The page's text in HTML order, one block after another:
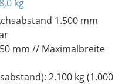
kg
1.500 mm
mm // Maximalbreite
2.100 kg (1.000